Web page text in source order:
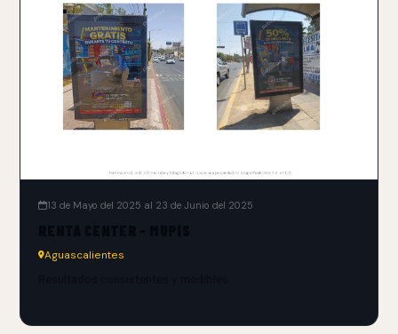
13 de Mayo del 2025 al 23 de Junio del 2025
Aguascalientes